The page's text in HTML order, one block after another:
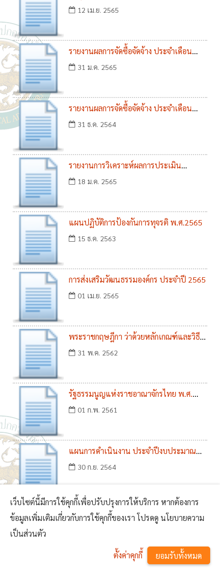
โครงการขอรับเงินอุดหนุนเพื่อการเลี้ยงดูเด็ก
รอบ 6 เดือนแรก (ต.ค. 64 - มี.ค. 65)
12 เม.ย. 2565
รายงานผลการจัดซื้อจัดจ้าง ประจำเดือน
มกราคม 2565
31 ม.ค. 2565
รายงานผลการจัดซื้อจัดจ้าง ประจำเดือน
ธันวาคม 2564
31 ธ.ค. 2564
รายงานการวิเคราะห์ผลการประเมิน
คุณธรรมและความโปร่งใสในการดำเนินการ
18 ม.ค. 2565
แผนปฏิบัติการป้องกันการทุจรติ พ.ศ.2565
15 ธ.ค. 2563
การส่งเสริมวัฒนธรรมองค์กร ประจำปี 2565
01 เม.ย. 2565
พระราชกฤษฎีกา ว่าด้วยหลักเกณฑ์และวิธี
การบริหารกิจการบ้านเมืองที่ดี (ฉบับที่ 2)
31 พ.ค. 2562
รัฐธรรมนูญแห่งราชอาณาจักรไทย พ.ศ.
2560 หมวด 14 การปกครองท้องถิ่น
01 ก.พ. 2561
แผนการดำเนินงาน ประจำปีงบประมาณ
พ.ศ. 2565
30 ก.ย. 2564
มาตรการเฝ้าระวัง ป้องกัน และควบคุมการ
แพร่ระบาดของโรคติดเชื้อไวรัสโคโรนา
แบบบูรณาการสำหรับพื้นที่ควบคุมสูงสุด)
04 พ.ย. 2564
ประชาสัมพันธ์ประกาศองค์การบริหารส่วน
เว็บไซต์นี้มีการใช้คุกกี้เพื่อปรับปรุงการให้บริการ หากต้องการ
ข้อมูลเพิ่มเติมเกี่ยวกับการใช้คุกกี้ของเรา โปรดดู นโยบายความ
เป็นส่วนตัว
ตั้งค่าคุกกี้ ยอมรับทั้งหมด